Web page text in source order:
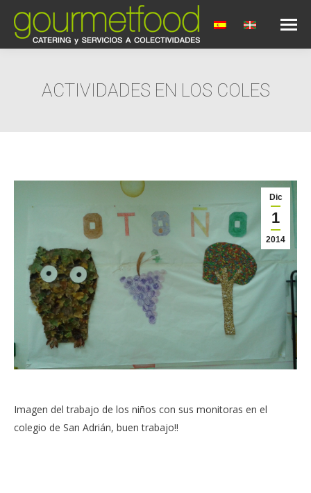
ACTIVIDADES EN LOS COLES
Dic
1
2014
Imagen del trabajo de los niños con sus monitoras en el
colegio de San Adrián, buen trabajo!!